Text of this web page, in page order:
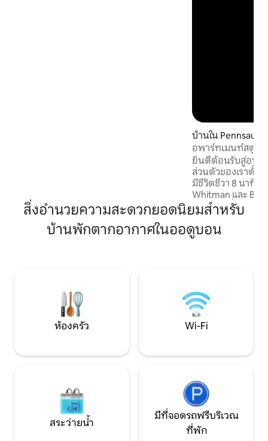
บ้านใน
p
อพาร์ทเมนท์สตูดิโ
ยินดีต้อนรับสู่อพา
ส่วนตัวของเราตั้ง
มีชีวิตชีวา 8 นาที!
Whitman และ Ben
อย่างราบรื่นคุณอ
กีฬาสถานที่สำคัญ
ไลฟ์ที่เจริญรุ่งเรือ
และสถานที่ท่องเที่
เราพร้อมสิ่งอำนว
ปรับปรุงใหม่รวมถึ
ครัวที่มีอุปกรณ์ครบ
สิ่งอำนวยความสะดวกยอดนิยมสำหรับ
บ้านพักตากอากาศในออดูบอน
ห้องครัว Wi-Fi
สระว่ายน้ำ
มีที่จอดรถฟรีบริเวณ
ที่พัก